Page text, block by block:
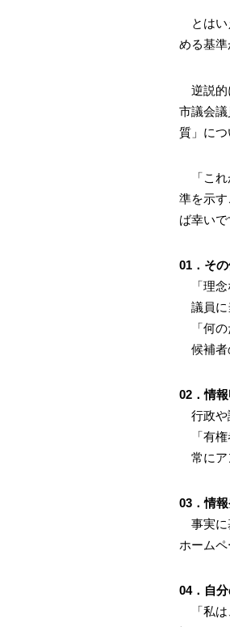
とはい
める基
逆説的
市議会
質」につ
「これ
準を示
ば幸いで
01．そ
「理念
議員に
「何の
候補者
02．情
行政や
「有権
常にア
03．情
事実に
ホーム
04．自
「私は